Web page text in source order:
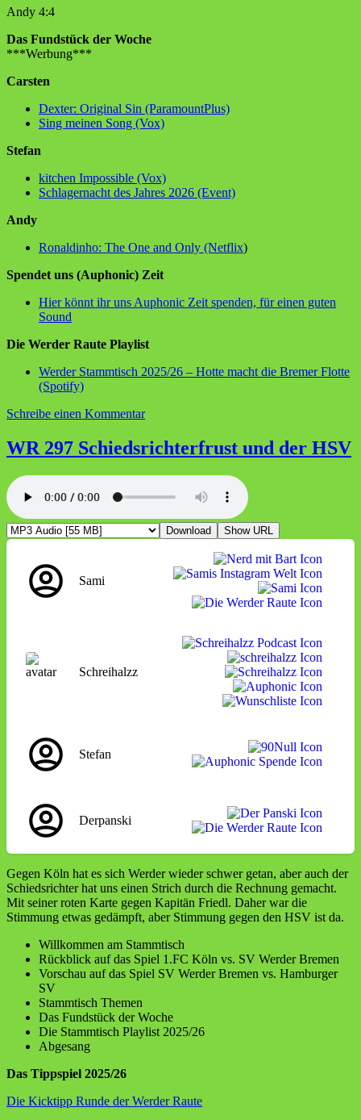
Andy 4:4
Das Fundstück der Woche
***Werbung***
Carsten
Dexter: Original Sin (ParamountPlus)
Sing meinen Song (Vox)
Stefan
kitchen Impossible (Vox)
Schlagernacht des Jahres 2026 (Event)
Andy
Ronaldinho: The One and Only (Netflix)
Spendet uns (Auphonic) Zeit
Hier könnt ihr uns Auphonic Zeit spenden, für einen guten
Sound
Die Werder Raute Playlist
Werder Stammtisch 2025/26 – Hotte macht die Bremer Flotte
(Spotify)
Schreibe einen Kommentarzu
298
Derbysieger
WR 297 Schiedsrichterfrust und der HSV
Download Show URL
Sami
Schreihalzz
Stefan
Derpanski
Gegen Köln hat es sich Werder wieder schwer getan, aber auch der
Schiedsrichter hat uns einen Strich durch die Rechnung gemacht.
Mit seiner roten Karte gegen Kapitän Friedl. Daher war die
Stimmung etwas gedämpft, aber Stimmung gegen den HSV ist da.
Willkommen am Stammtisch
Rückblick auf das Spiel 1.FC Köln vs. SV Werder Bremen
Vorschau auf das Spiel SV Werder Bremen vs. Hamburger
SV
Stammtisch Themen
Das Fundstück der Woche
Die Stammtisch Playlist 2025/26
Abgesang
Das Tippspiel 2025/26
Die Kicktipp Runde der Werder Raute